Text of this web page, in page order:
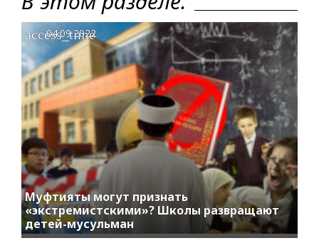
Муфтияты могут признать
«экстремистскими»? Школы развращают
детей-мусульман
access_time
04.09.2022